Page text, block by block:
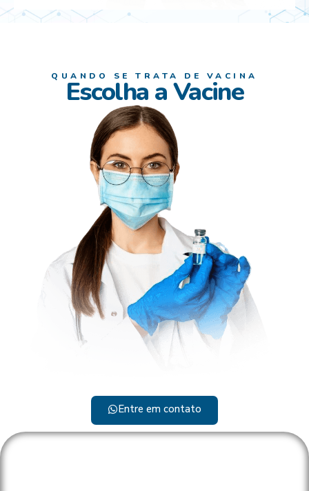
QUANDO SE TRATA DE VACINA
Escolha a Vacine
Entre em contato